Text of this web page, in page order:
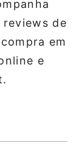
de
em
e